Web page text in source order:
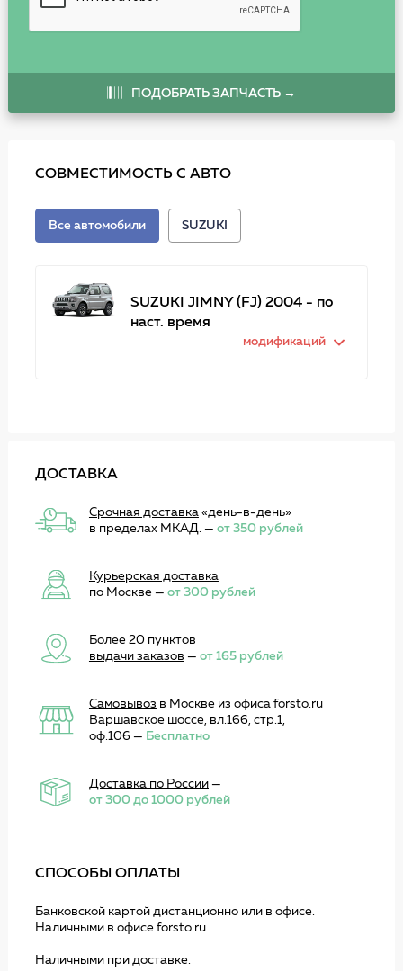
ПОДОБРАТЬ ЗАПЧАСТЬ →
СОВМЕСТИМОСТЬ С АВТО
Все автомобили SUZUKI
SUZUKI JIMNY (FJ) 2004 - по
наст. время
модификаций
ДОСТАВКА
Срочная доставка«день-в-день»
в пределах МКАД. — от 350 рублей
Курьерская доставка
по Москве — от 300 рублей
Более 20 пунктов
выдачи заказов — от 165 рублей
Самовывоз в Москве из офиса forsto.ru
Варшавское шоссе, вл.166, стр.1,
оф.106 — Бесплатно
Доставка по России—
от 300 до 1000 рублей
СПОСОБЫ ОПЛАТЫ
Банковской картой дистанционно или в офисе.
Наличными в офисе forsto.ru
Наличными при доставке.